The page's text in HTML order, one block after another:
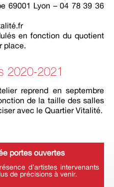
69001 Lyon – 04 78 39 36
en fonction du quotient
place.
2020-2021
reprend en septembre
de la taille des salles
avec le Quartier Vitalité.
portes ouvertes
d’artistes intervenants
de précisions à venir.